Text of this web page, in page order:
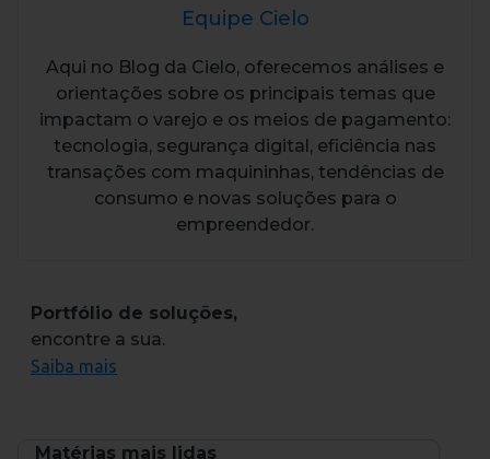
Equipe Cielo
Aqui no Blog da Cielo, oferecemos análises e
orientações sobre os principais temas que
impactam o varejo e os meios de pagamento:
tecnologia, segurança digital, eficiência nas
transações com maquininhas, tendências de
consumo e novas soluções para o
empreendedor.
Portfólio de soluções,
encontre a sua.
Saiba mais
Matérias mais lidas